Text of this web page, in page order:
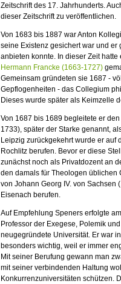
Zeitschrift des 17. Jahrhunderts.
dieser Zeitschrift zu veröffentlichen.
Von 1683 bis 1887 war Anton
seine Existenz gesichert war und
anbieten konnte. In dieser Zeit
Hermann Francke (1663-1727)
Gemeinsam gründeten sie 1687 -
Gepflogenheiten - das Collegium
Dieses wurde später als Keimzelle
Von 1687 bis 1689 begleitete er
1733), später der Starke genannt,
Leipzig zurückgekehrt wurde er auf
Rochlitz berufen. Bevor er diese
zunächst noch als Privatdozent an
den damals für Theologen üblichen
von Johann Georg IV. von
Eisenach berufen.
Auf Empfehlung Speners erfolgte
Professor der Exegese, Polemik
neugegründete Universität. Er war
besonders wichtig, weil er immer
Mit seiner Berufung gewann man
mit seiner verbindenden Haltung
Konkurrenzuniversitäten schützen.